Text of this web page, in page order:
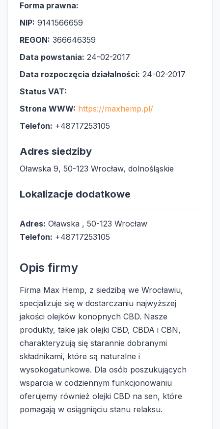
Forma prawna:
NIP: 9141566659
REGON: 366646359
Data powstania: 24-02-2017
Data rozpoczęcia działalności: 24-02-2017
Status VAT:
Strona WWW: https://maxhemp.pl/
Telefon: +48717253105
Adres siedziby
Oławska 9, 50-123 Wrocław, dolnośląskie
Lokalizacje dodatkowe
Adres: Oławska , 50-123 Wrocław
Telefon: +48717253105
Opis firmy
Firma Max Hemp, z siedzibą we Wrocławiu,
specjalizuje się w dostarczaniu najwyższej
jakości olejków konopnych CBD. Nasze
produkty, takie jak olejki CBD, CBDA i CBN,
charakteryzują się starannie dobranymi
składnikami, które są naturalne i
wysokogatunkowe. Dla osób poszukujących
wsparcia w codziennym funkcjonowaniu
oferujemy również olejki CBD na sen, które
pomagają w osiągnięciu stanu relaksu.